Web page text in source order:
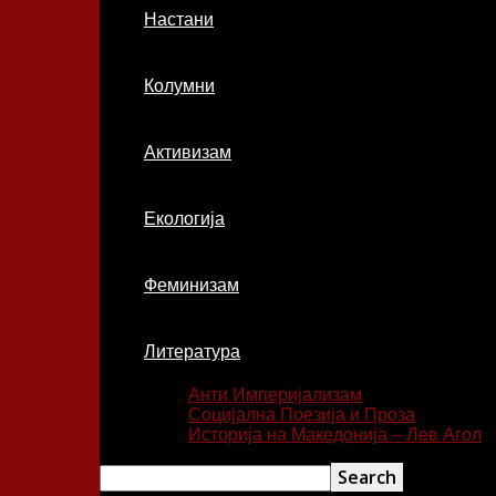
Настани
Колумни
Активизам
Екологија
Феминизам
Литература
Анти Империјализам
Социјална Поезија и Проза
Историја на Македонија – Лев Агол